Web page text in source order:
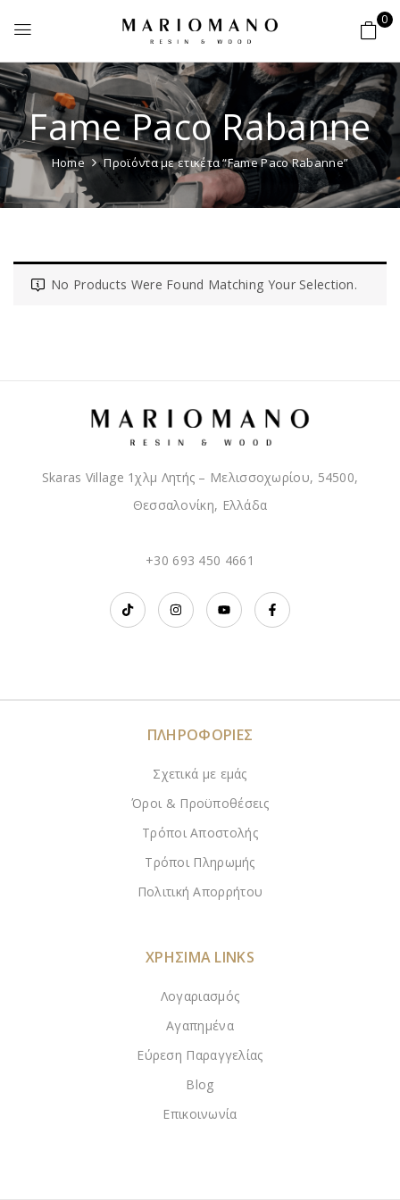
0
Fame Paco Rabanne
Home Προϊόντα με ετικέτα “Fame Paco Rabanne”
No Products Were Found Matching Your Selection.
Skaras Village 1χλμ Λητής – Μελισσοχωρίου, 54500,
Θεσσαλονίκη, Ελλάδα
+30 693 450 4661
ΠΛΗΡΟΦΟΡΙΕΣ
Σχετικά με εμάς
Όροι & Προϋποθέσεις
Τρόποι Αποστολής
Τρόποι Πληρωμής
Πολιτική Απορρήτου
ΧΡΗΣΙΜΑ LINKS
Λογαριασμός
Αγαπημένα
Εύρεση Παραγγελίας
Blog
Επικοινωνία